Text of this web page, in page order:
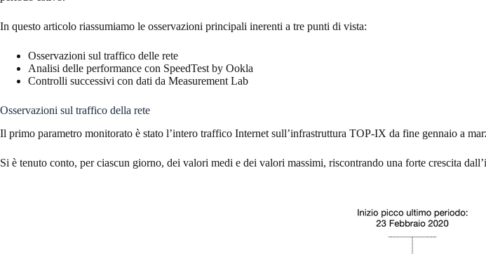
In questo articolo riassumiamo le osservazioni principali inerenti a tre punti di vista:
Osservazioni sul traffico delle rete
Analisi delle performance con SpeedTest by Ookla
Controlli successivi con dati da Measurement Lab
Osservazioni sul traffico della rete
Il primo parametro monitorato è stato l’intero traffico Internet sull’infrastruttura TOP-IX da fine gennaio a
Si è tenuto conto, per ciascun giorno, dei valori medi e dei valori massimi, riscontrando una forte crescita